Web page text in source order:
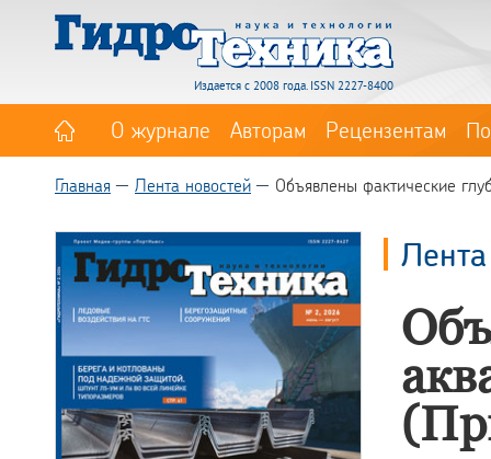
Издается с 2008 года. ISSN 2227-8400
О журнале Авторам Рецензентам
Главная Лента новостей Объявлены фактические